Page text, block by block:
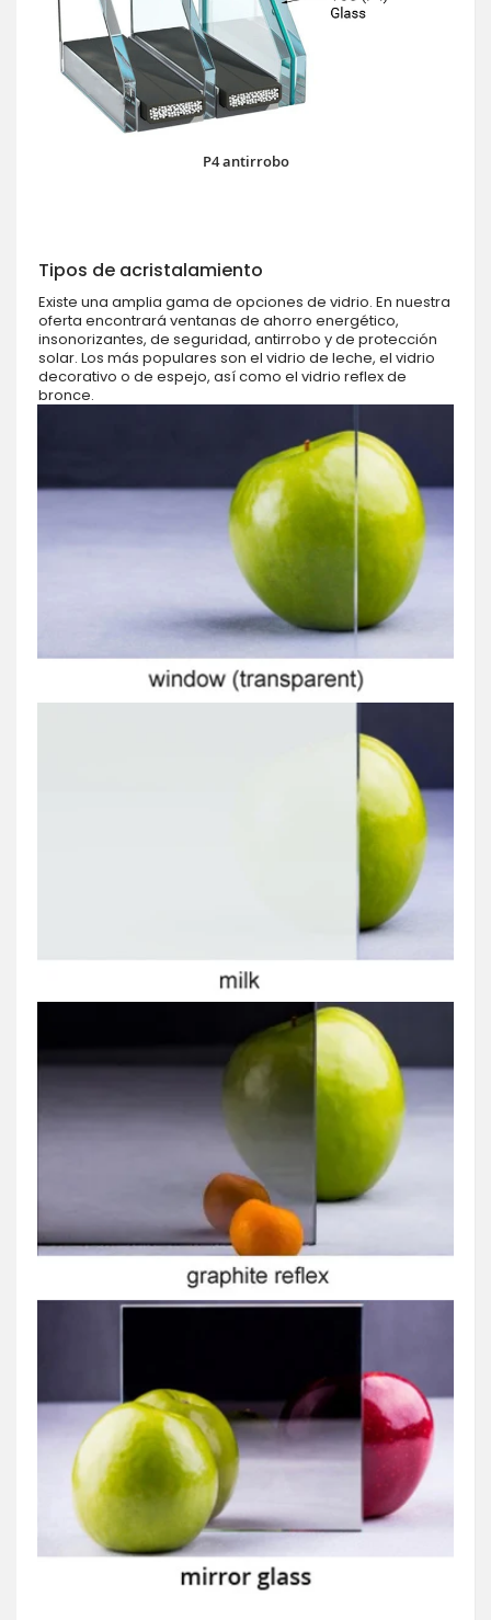
P4 antirrobo
Tipos de acristalamiento
Existe una amplia gama de opciones de vidrio. En nuestra
oferta encontrará ventanas de ahorro energético,
insonorizantes, de seguridad, antirrobo y de protección
solar. Los más populares son el vidrio de leche, el vidrio
decorativo o de espejo, así como el vidrio reflex de
bronce.